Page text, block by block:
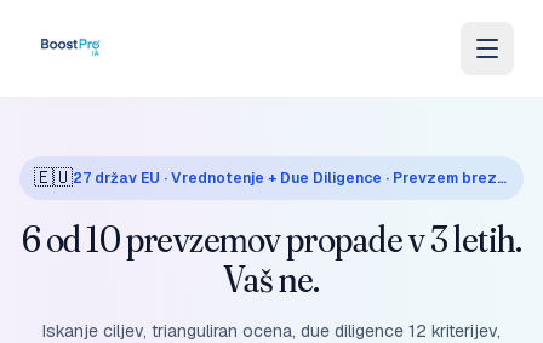
🇪🇺 27 držav EU · Vrednotenje + Due Diligence · Prevzem brez obžalovanja
6 od 10 prevzemov propade v 3 letih.
Vaš ne.
Iskanje ciljev, trianguliran ocena, due diligence 12 kriterijev,